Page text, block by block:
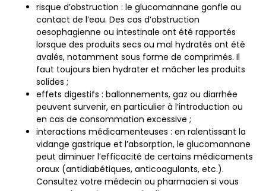
risque d’obstruction : le glucomannane gonfle au
contact de l’eau. Des cas d’obstruction
oesophagienne ou intestinale ont été rapportés
lorsque des produits secs ou mal hydratés ont été
avalés, notamment sous forme de comprimés. Il
faut toujours bien hydrater et mâcher les produits
solides ;
effets digestifs : ballonnements, gaz ou diarrhée
peuvent survenir, en particulier à l’introduction ou
en cas de consommation excessive ;
interactions médicamenteuses : en ralentissant la
vidange gastrique et l’absorption, le glucomannane
peut diminuer l’efficacité de certains médicaments
oraux (antidiabétiques, anticoagulants, etc.).
Consultez votre médecin ou pharmacien si vous